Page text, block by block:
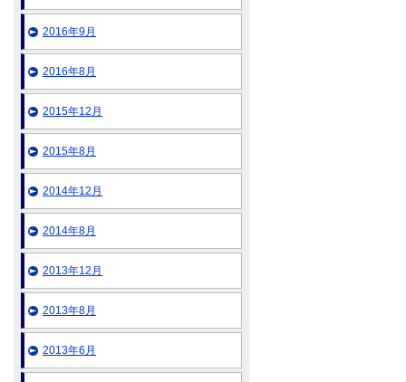
2016年9月
2016年8月
2015年12月
2015年8月
2014年12月
2014年8月
2013年12月
2013年8月
2013年6月